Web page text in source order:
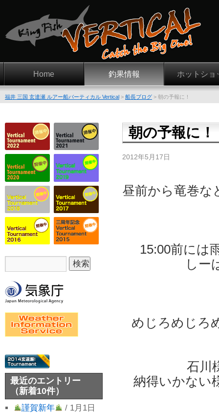
Home 釣果情報 ホットショ
福井 三国 玄達瀬 ルアー船バーティカル Vertical > 船長ブログ > 朝の予報に！
朝の予報に！
2012年5月17日
昼前から竜巻な
15:00前には
しー
めじろめじろ
石川
納得いかない
最近のエントリー
（新着10件）
謹賀新年
/ 1月1日